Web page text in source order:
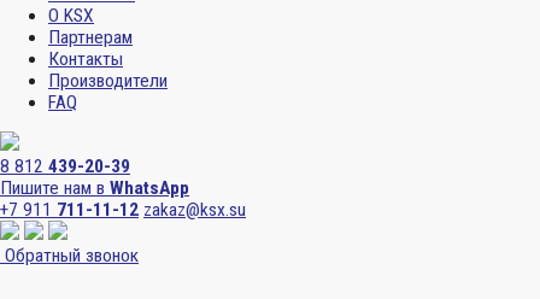
О KSX
Партнерам
Контакты
Производители
FAQ
8 812 439-20-39
Пишите нам в WhatsApp
+7 911 711-11-12 zakaz@ksx.su
Обратный звонок